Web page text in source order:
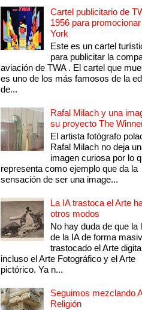
Cartel publicitario de
1956 para
York
Este es un cartel
para publicitar la
aviación de TWA . El cartel que
es uno de los más famosos de la
de...
Rafal Milach y una
su proyecto The
El artista fotógrafo
Rafal Milach no deja
imagen curiosa por lo
representa como ejemplo que da la
sensación de ser una image...
La IA trastoca el Arte
otros modos
No hay duda de que la
de la IA de forma
trastocado el Arte
incluso el Arte Fotográfico y el Arte
pictórico. Ya n...
Seguimos mezclando
Religión